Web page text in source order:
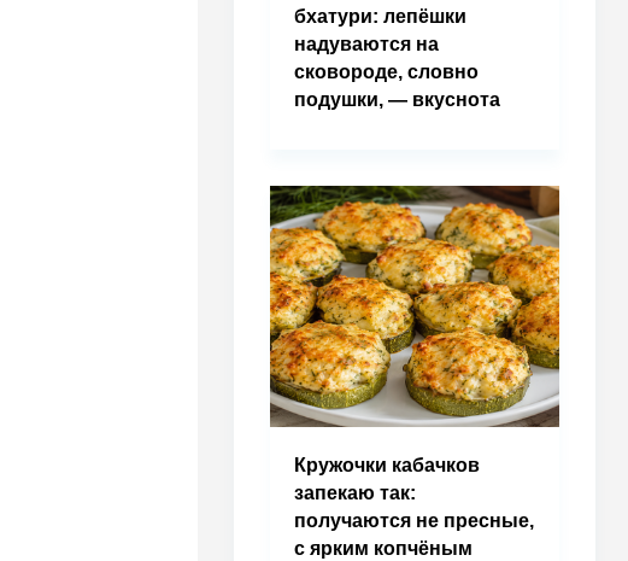
бхатури: лепёшки
надуваются на
сковороде, словно
подушки, — вкуснота
Кружочки кабачков
запекаю так:
получаются не пресные,
с ярким копчёным